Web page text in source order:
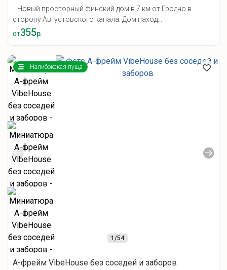
Новый просторный финский дом в 7 км от Гродно в
сторону Августовского канала. Дом наход...
от355р.
1/54
Налибокская пуща
А-фрейм VibeHouse без соседей и заборов